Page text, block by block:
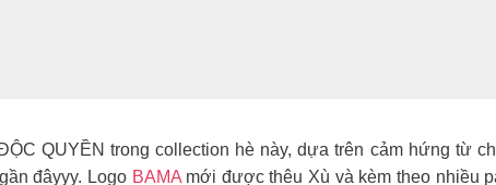
QUYỀN trong collection hè này, dựa trên cảm hứng từ
đâyyy. Logo BAMAmới được thêu Xù và kèm theo nhiều